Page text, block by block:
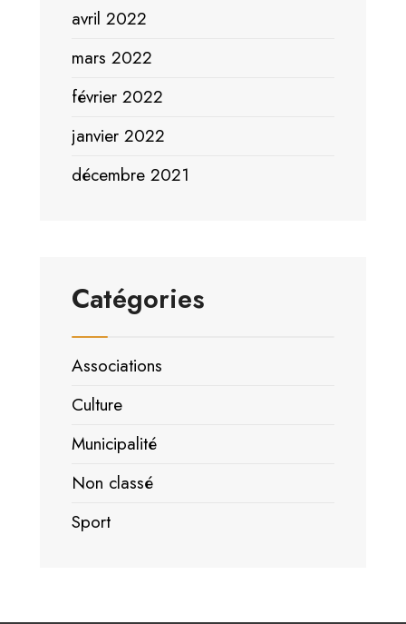
avril 2022
mars 2022
février 2022
janvier 2022
décembre 2021
Catégories
Associations
Culture
Municipalité
Non classé
Sport